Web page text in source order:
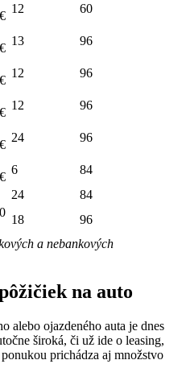
12 60
13
96
12 96
12 96
24 96
6
84
24
84
18
96
a nebankových
na auto
alebo ojazdeného auta je dnes
široká, či už ide o leasing,
prichádza aj množstvo